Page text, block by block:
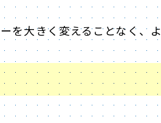
を大きく変えることなく、よ